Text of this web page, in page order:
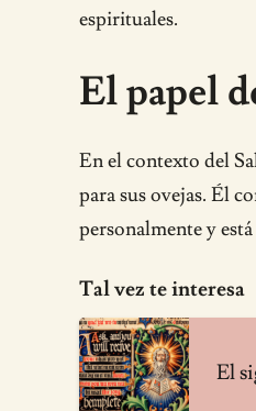
espirituales.
El papel
En el contexto del
para sus ovejas. Él
personalmente y
Tal vez te interesa
El